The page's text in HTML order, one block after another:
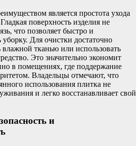
является простота ухода
поверхность изделия не
что позволяет быстро и
Для очистки достаточно
влажной тканью или использовать
Это значительно экономит
в помещениях, где поддержание
Владельцы отмечают, что
использования плитка не
и легко восстанавливает свой
и